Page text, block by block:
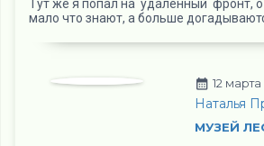
Тут же я попал на удаленный фронт,
мало что знают, а больше
12 марта
Наталья
МУЗЕЙ